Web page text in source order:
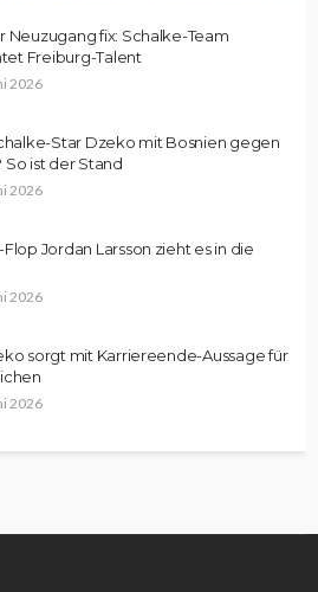
Neuzugang fix: Schalke-Team
Freiburg-Talent
2026
Star Dzeko mit Bosnien gegen
So ist der Stand
2026
Jordan Larsson zieht es in die
2026
sorgt mit Karriereende-Aussage für
2026